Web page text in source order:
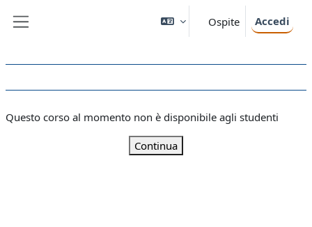
Ospite Accedi
Questo corso al momento non è disponibile agli studenti
Continua